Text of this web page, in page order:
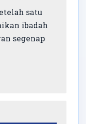
satu
ibadah
segenap